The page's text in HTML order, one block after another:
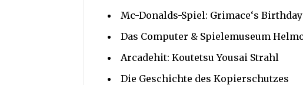
Mc-Donalds-Spiel: Grimace‘s Birthday
Das Computer & Spielemuseum
Arcadehit: Koutetsu Yousai Strahl
Die Geschichte des Kopierschutzes